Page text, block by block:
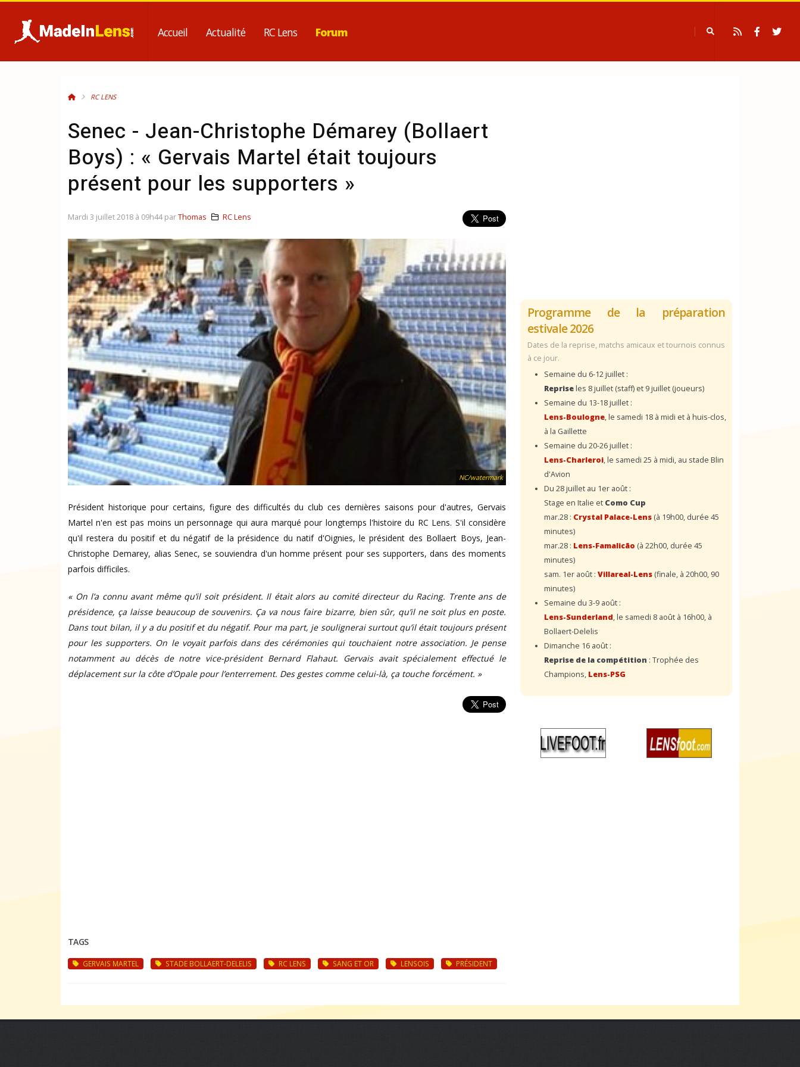
Accueil Actualité RC Lens Forum
RC LENS
Senec - Jean-Christophe Démarey (Bollaert
Boys) : « Gervais Martel était toujours
présent pour les supporters »
NC/watermark
Président historique pour certains, figure des difficultés du club ces dernières saisons pour d'autres, Gervais
Martel n'en est pas moins un personnage qui aura marqué pour longtemps l'histoire du RC Lens. S'il considère
qu'il restera du positif et du négatif de la présidence du natif d'Oignies, le président des Bollaert Boys, Jean-
Christophe Demarey, alias Senec, se souviendra d'un homme présent pour ses supporters, dans des moments
parfois difficiles.
« On l’a connu avant même qu’il soit président. Il était alors au comité directeur du Racing. Trente ans de
présidence, ça laisse beaucoup de souvenirs. Ça va nous faire bizarre, bien sûr, qu’il ne soit plus en poste.
Dans tout bilan, il y a du positif et du négatif. Pour ma part, je soulignerai surtout qu’il était toujours présent
pour les supporters. On le voyait parfois dans des cérémonies qui touchaient notre association. Je pense
notamment au décès de notre vice-président Bernard Flahaut. Gervais avait spécialement effectué le
déplacement sur la côte d’Opale pour l’enterrement. Des gestes comme celui-là, ça touche forcément. »
Mardi 3 juillet 2018 à 09h44 parThomas RC Lens
TAGS
GERVAIS MARTEL STADE BOLLAERT-DELELIS RC LENS SANG ET OR LENSOIS PRÉSIDENT
Programme de la préparation
estivale 2026
Dates de la reprise, matchs amicaux et tournois connus
à ce jour.
Semaine du 6-12 juillet :
Repriseles 8 juillet (staff) et 9 juillet (joueurs)
Semaine du 13-18 juillet :
Lens-Boulogne, le samedi 18 à midi et à huis-clos,
à la Gaillette
Semaine du 20-26 juillet :
Lens-Charleroi, le samedi 25 à midi, au stade Blin
d'Avion
Du 28 juillet au 1er août :
Stage en Italie et Como Cup
mar.28 : Crystal Palace-Lens (à 19h00, durée 45
minutes)
mar.28 : Lens-Famalicão (à 22h00, durée 45
minutes)
sam. 1er août : Villareal-Lens (finale, à 20h00, 90
minutes)
Semaine du 3-9 août :
Lens-Sunderland, le samedi 8 août à 16h00, à
Bollaert-Delelis
Dimanche 16 août :
Reprise de la compétition : Trophée des
Champions, Lens-PSG